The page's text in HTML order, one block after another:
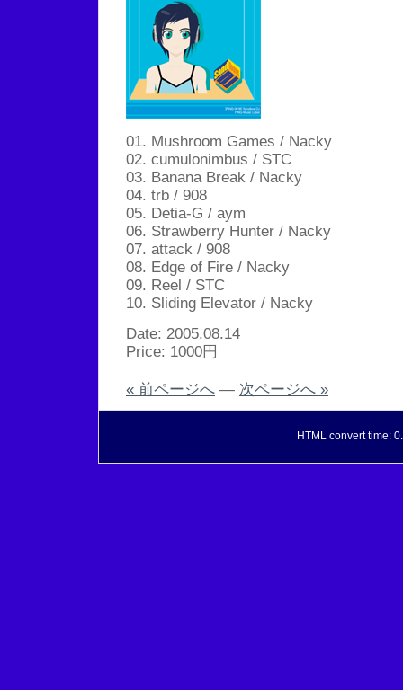
01. Mushroom Games / Nacky
02. cumulonimbus / STC
03. Banana Break / Nacky
04. trb / 908
05. Detia-G / aym
06. Strawberry Hunter / Nacky
07. attack / 908
08. Edge of Fire / Nacky
09. Reel / STC
10. Sliding Elevator / Nacky
Date: 2005.08.14
Price: 1000円
« 前ページへ — 次ページへ »
HTML convert time: